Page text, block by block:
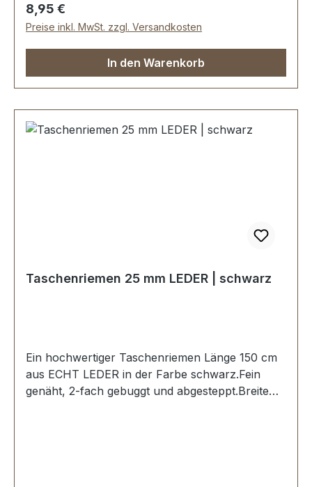
Regulärer Preis:
8,95 €
Preise inkl. MwSt. zzgl. Versandkosten
In den Warenkorb
Taschenriemen 25 mm LEDER | schwarz
Ein hochwertiger Taschenriemen Länge 150 cm
aus ECHT LEDER in der Farbe schwarz.Fein
genäht, 2-fach gebuggt und abgesteppt.Breite